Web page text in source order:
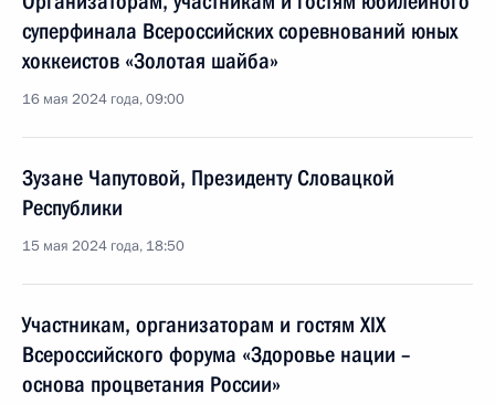
суперфинала Всероссийских соревнований юных
хоккеистов «Золотая шайба»
16 мая 2024 года, 09:00
Зузане Чапутовой, Президенту Словацкой
Республики
15 мая 2024 года, 18:50
Участникам, организаторам и гостям XIX
Всероссийского форума «Здоровье нации –
основа процветания России»